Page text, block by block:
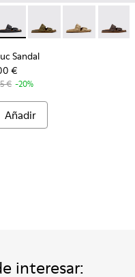
de piel negras para
- Sandalias de ante
Sandal - K101091-001 -
Lluc Sandal -Lluc Sandal -
Lluc
Sandal
€
€ -20%
Añadir
interesar: